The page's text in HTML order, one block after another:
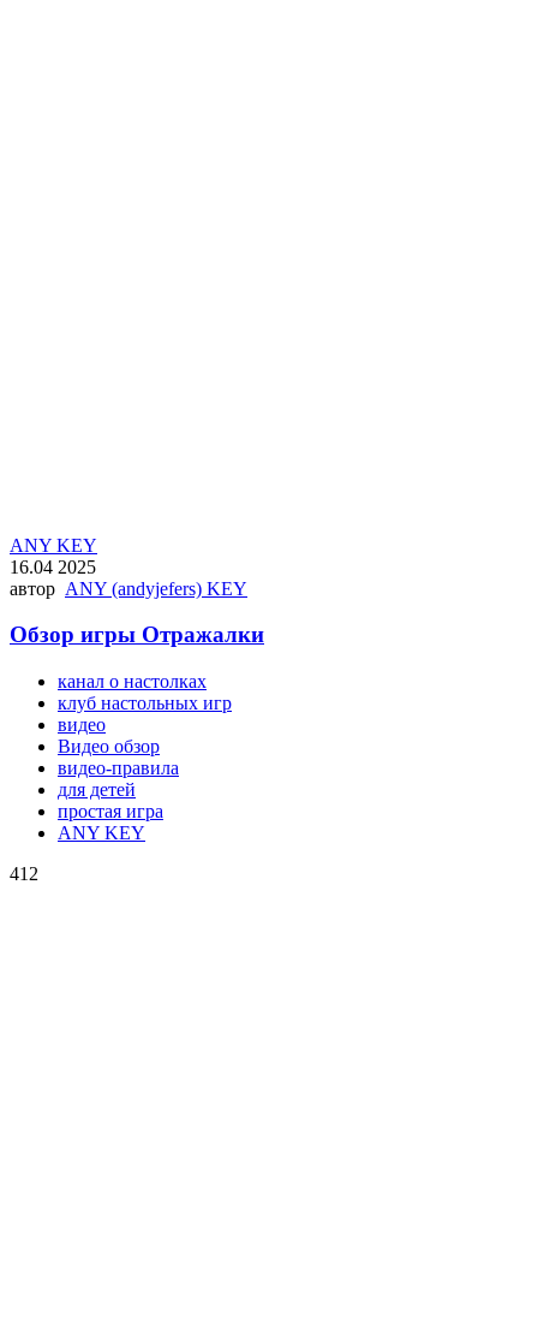
ANY KEY
16.04 2025
автор ANY (andyjefers) KEY
Обзор игры Отражалки
канал о настолках
клуб настольных игр
видео
Видео обзор
видео-правила
для детей
простая игра
ANY KEY
412